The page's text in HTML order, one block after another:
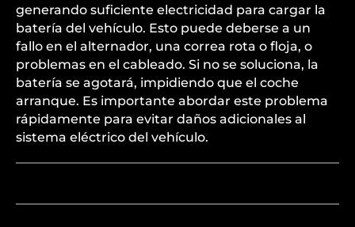
generando suficiente electricidad para cargar la
batería del vehículo. Esto puede deberse a un
fallo en el alternador, una correa rota o floja, o
problemas en el cableado. Si no se soluciona, la
batería se agotará, impidiendo que el coche
arranque. Es importante abordar este problema
rápidamente para evitar daños adicionales al
sistema eléctrico del vehículo.